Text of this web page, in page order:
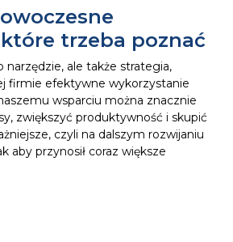
trzeba poznać
narzędzie, ale także strategia,
firmie efektywne wykorzystanie
wsparciu można znacznie
zwiększyć produktywność i skupić
czyli na dalszym rozwijaniu
aby przynosił coraz większe